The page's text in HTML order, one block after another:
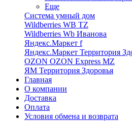
Еще
Система умный дом
Wildberries WB TZ
Wildberries Wb Иванова
Яндекс.Маркет f
Яндекс.Маркет Территория
OZON OZON Express MZ
ЯМ Территория Здоровья
Главная
О компании
Доставка
Оплата
Условия обмена и возврата